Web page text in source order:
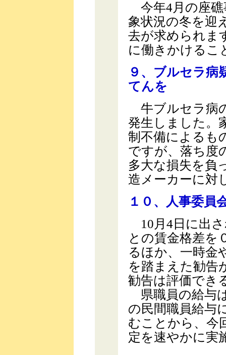
今年4月の座礁
象状況の冬を迎
去が求められま
に働きかけるこ
９、ブルセラ病
てんを
牛ブルセラ病
発生しました。
制不備によるも
ですが、落ち度
多大な損失を負
造メーカーに対
１０、人事委員
10月4日に出さ
との賃金格差を
るほか、一時金
を踏まえた勧告
勧告は評価でき
県職員の給与
の民間職員給与
むことから、今
定を速やかに実